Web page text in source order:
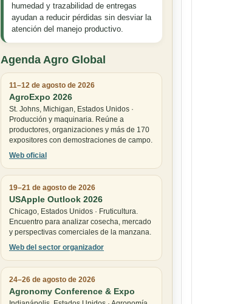
humedad y trazabilidad de entregas
ayudan a reducir pérdidas sin desviar la
atención del manejo productivo.
Agenda Agro Global
11–12 de agosto de 2026
AgroExpo 2026
St. Johns, Michigan, Estados Unidos ·
Producción y maquinaria. Reúne a
productores, organizaciones y más de 170
expositores con demostraciones de campo.
Web oficial
19–21 de agosto de 2026
USApple Outlook 2026
Chicago, Estados Unidos · Fruticultura.
Encuentro para analizar cosecha, mercado
y perspectivas comerciales de la manzana.
Web del sector organizador
24–26 de agosto de 2026
Agronomy Conference & Expo